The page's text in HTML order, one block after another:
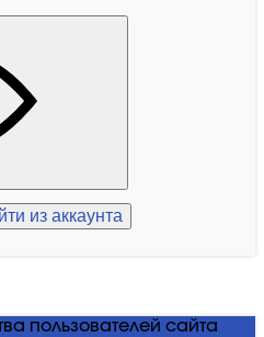
из аккаунта
пользователей сайта